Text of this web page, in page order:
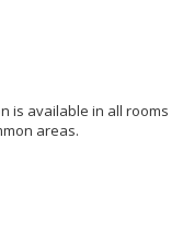
is available in all rooms
areas.